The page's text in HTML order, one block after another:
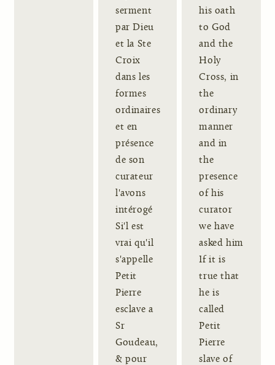
serment
par Dieu
et la Ste
Croix
dans les
formes
ordinaires
et en
présence
de son
curateur
l'avons
intérogé
Si'l est
vrai qu'il
s'appelle
Petit
Pierre
esclave a
Sr
Goudeau,
& pour
his oath
to God
and the
Holy
Cross, in
the
ordinary
manner
and in
the
presence
of his
curator
we have
asked him
If it is
true that
he is
called
Petit
Pierre
slave of